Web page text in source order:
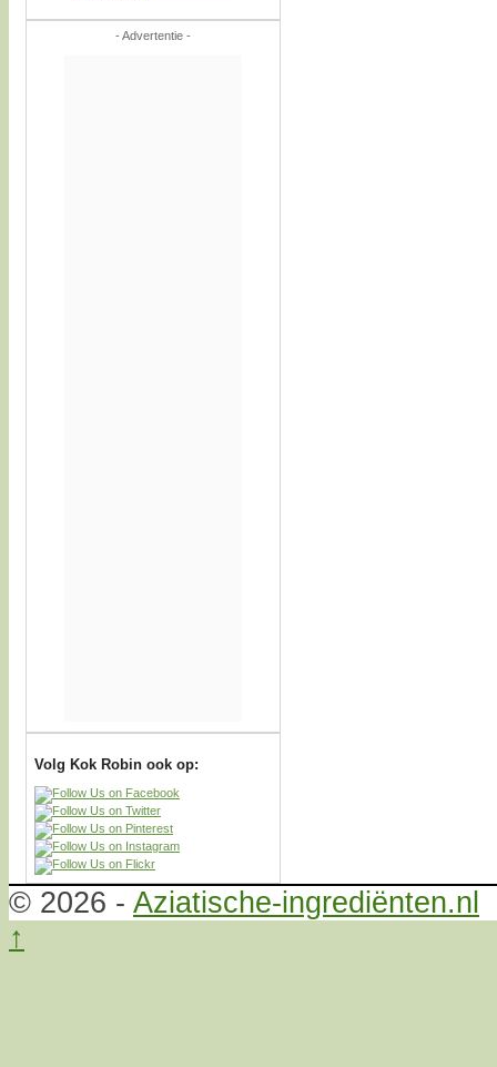
- Advertentie -
Volg Kok Robin ook op:
© 2026 - Aziatische-ingrediënten.nl
↑